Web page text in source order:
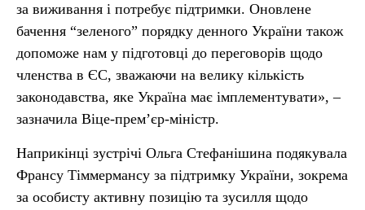
за виживання і потребує підтримки. Оновлене
бачення “зеленого” порядку денного України також
допоможе нам у підготовці до переговорів щодо
членства в ЄС, зважаючи на велику кількість
законодавства, яке Україна має імплементувати», –
зазначила Віце-прем’єр-міністр.
Наприкінці зустрічі Ольга Стефанішина подякувала
Франсу Тіммермансу за підтримку України, зокрема
за особисту активну позицію та зусилля щодо